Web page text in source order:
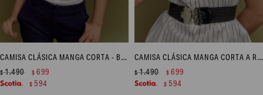
CAMISA CLÁSICA MANGA CORTA - BLANCO
$1.490 $ 699
$ 594
CAMISA CLÁSICA MANGA CORTA A RAYAS - AZUL MARINO
$1.490 $ 699
$ 594